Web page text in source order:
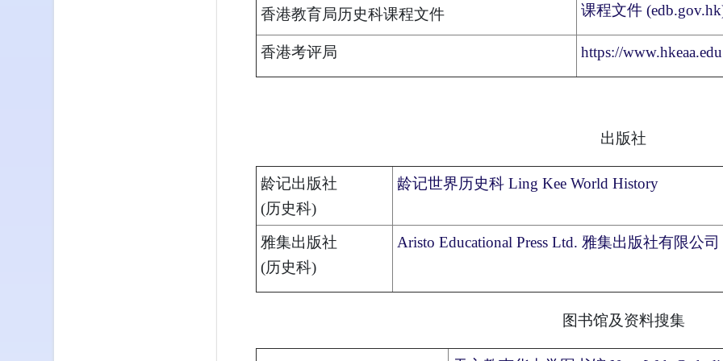
香港教育局历史科课程文件 课程文件
香港考评局 https://
出版社
龄记出版社
(历史科)
龄记世界历史科 Ling Kee World History
雅集出版社
(历史科)
Aristo Educational Press Ltd. 雅集出版社有限公司
图书馆及资料搜集